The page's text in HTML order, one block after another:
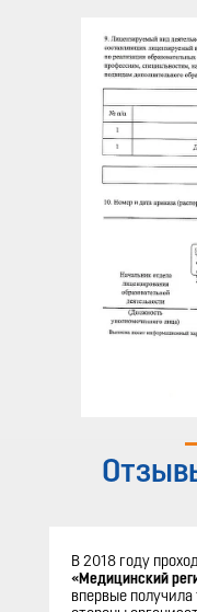
В 2018 году
«Медицинский
впервые